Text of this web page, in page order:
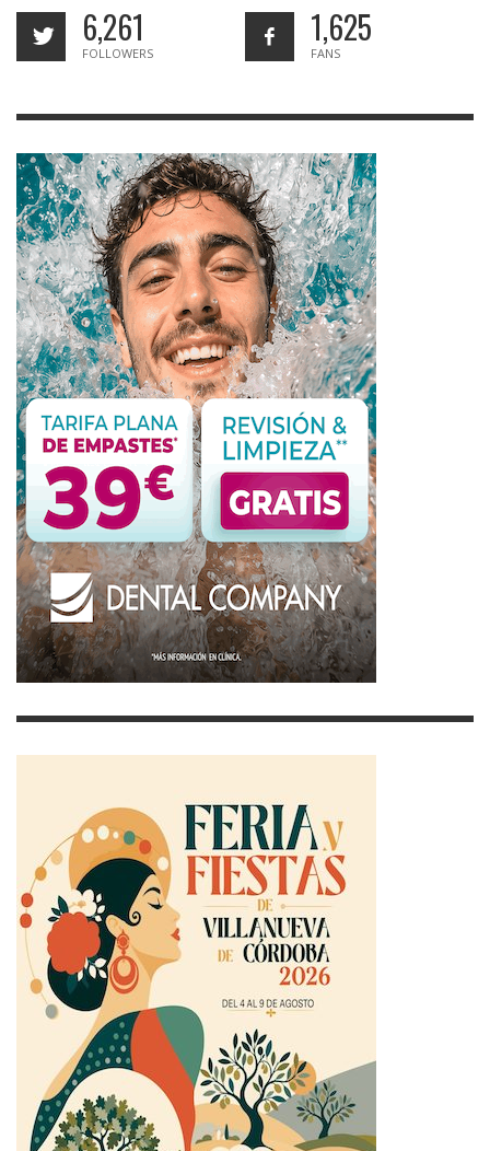
6,261
FOLLOWERS
1,625
FANS